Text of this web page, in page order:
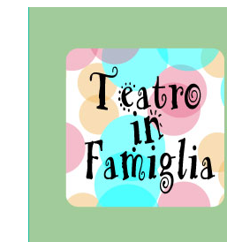
Teatro in famiglia
Teatro In Famiglia è una
rassegna di teatro concepita
per far condividere e godere
del teatro all’intera famiglia.
Continua